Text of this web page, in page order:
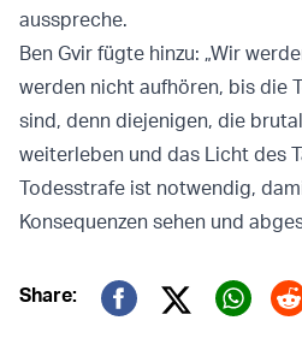
ausspreche.
Ben Gvir fügte hinzu: „Wir
werden nicht aufhören, bis die
sind, denn diejenigen, die
weiterleben und das Licht des
Todesstrafe ist notwendig,
Konsequenzen sehen und
Share:
Twitter (X)